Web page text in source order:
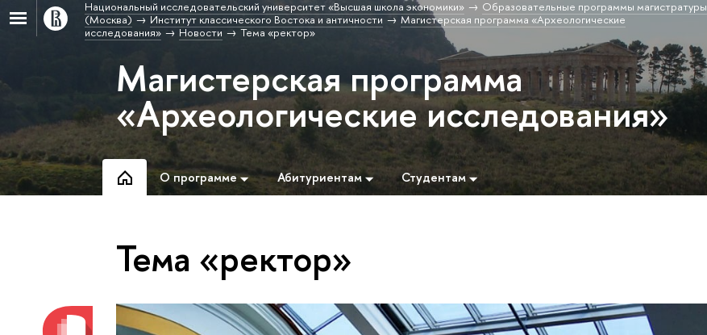
Национальный исследовательский университет «Высшая школа экономики»
Образовательные программы магистратуры
(Москва)
Институт классического Востока и античности
Магистерская программа «Археологические
исследования»
Новости Тема «ректор»
Магистерская программа
«Археологические исследования»
О программе Абитуриентам Студентам
Тема «ректор»